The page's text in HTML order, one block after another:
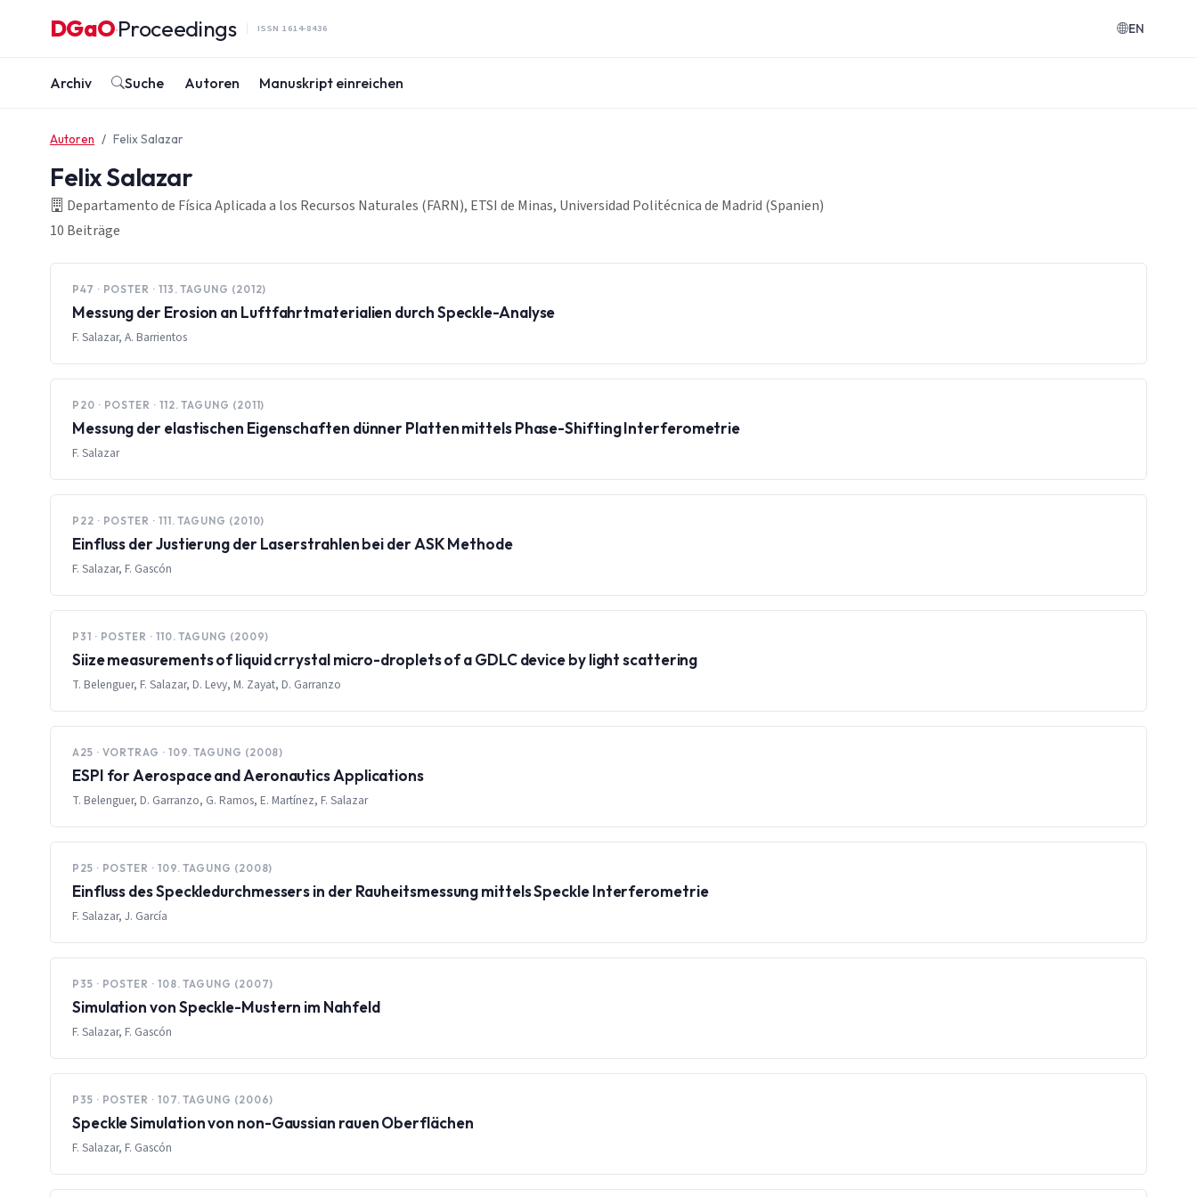
DGaO·Proceedings ISSN 1614-8436 EN
Archiv Suche Autoren Manuskript einreichen
Autoren Felix Salazar
Felix Salazar
Departamento de Física Aplicada a los Recursos Naturales (FARN), ETSI de Minas, Universidad Politécnica de Madrid (Spanien)
10 Beiträge
P47 · POSTER · 113. TAGUNG (2012)
Messung der Erosion an Luftfahrtmaterialien durch Speckle-Analyse
F. Salazar, A. Barrientos
P20 · POSTER · 112. TAGUNG (2011)
Messung der elastischen Eigenschaften dünner Platten mittels Phase-Shifting Interferometrie
F. Salazar
P22 · POSTER · 111. TAGUNG (2010)
Einfluss der Justierung der Laserstrahlen bei der ASK Methode
F. Salazar, F. Gascón
P31 · POSTER · 110. TAGUNG (2009)
Siize measurements of liquid crrystal micro-droplets of a GDLC device by light scattering
T. Belenguer, F. Salazar, D. Levy, M. Zayat, D. Garranzo
A25 · VORTRAG · 109. TAGUNG (2008)
ESPI for Aerospace and Aeronautics Applications
T. Belenguer, D. Garranzo, G. Ramos, E. Martínez, F. Salazar
P25 · POSTER · 109. TAGUNG (2008)
Einfluss des Speckledurchmessers in der Rauheitsmessung mittels Speckle Interferometrie
F. Salazar, J. García
P35 · POSTER · 108. TAGUNG (2007)
Simulation von Speckle-Mustern im Nahfeld
F. Salazar, F. Gascón
P35 · POSTER · 107. TAGUNG (2006)
Speckle Simulation von non-Gaussian rauen Oberflächen
F. Salazar, F. Gascón